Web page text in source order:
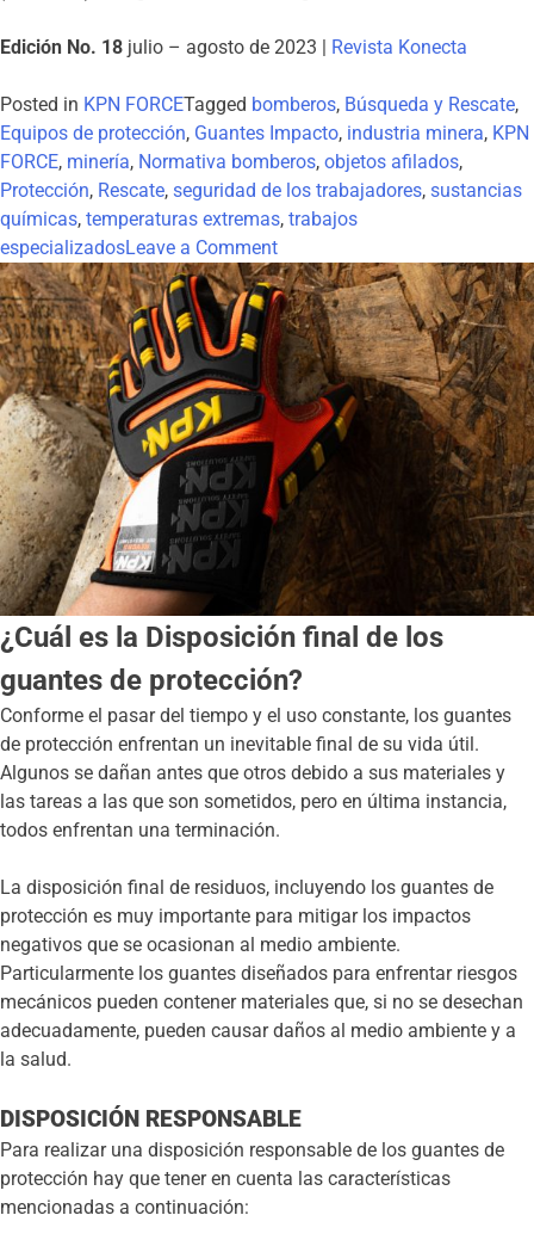
Edición No. 18 julio – agosto de 2023 | Revista Konecta
Posted in KPN FORCETagged bomberos, Búsqueda y Rescate,
Equipos de protección, Guantes Impacto, industria minera, KPN
FORCE, minería, Normativa bomberos, objetos afilados,
Protección, Rescate, seguridad de los trabajadores, sustancias
químicas, temperaturas extremas, trabajos
especializadosLeave a Comment
¿Cuál es la Disposición final de los
guantes de protección?
Conforme el pasar del tiempo y el uso constante, los guantes
de protección enfrentan un inevitable final de su vida útil.
Algunos se dañan antes que otros debido a sus materiales y
las tareas a las que son sometidos, pero en última instancia,
todos enfrentan una terminación.
La disposición final de residuos, incluyendo los guantes de
protección es muy importante para mitigar los impactos
negativos que se ocasionan al medio ambiente.
Particularmente los guantes diseñados para enfrentar riesgos
mecánicos pueden contener materiales que, si no se desechan
adecuadamente, pueden causar daños al medio ambiente y a
la salud.
DISPOSICIÓN RESPONSABLE
Para realizar una disposición responsable de los guantes de
protección hay que tener en cuenta las características
mencionadas a continuación: